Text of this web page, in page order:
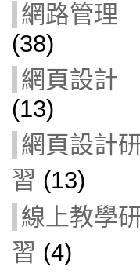
網路管理
(38)
網頁設計
(13)
網頁設計
習 (13)
線上教學
習 (4)